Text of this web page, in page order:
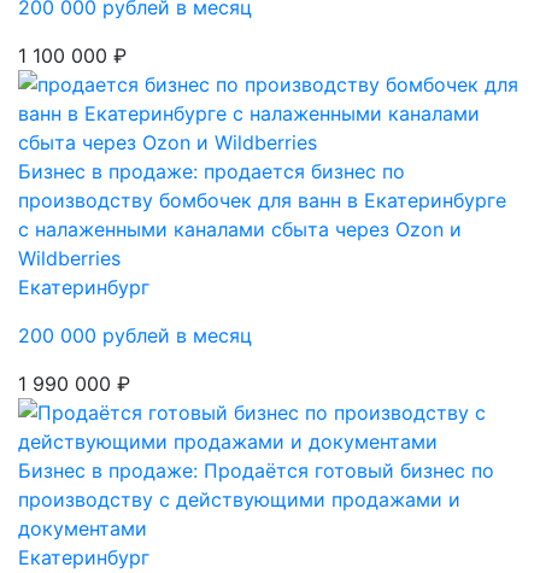
200 000 рублей в месяц
1 100 000 ₽
Бизнес в продаже: продается бизнес по
производству бомбочек для ванн в Екатеринбурге
с налаженными каналами сбыта через Ozon и
Wildberries
Екатеринбург
200 000 рублей в месяц
1 990 000 ₽
Бизнес в продаже: Продаётся готовый бизнес по
производству с действующими продажами и
документами
Екатеринбург